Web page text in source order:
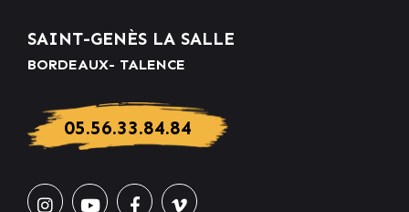
SAINT-GENÈS LA SALLE
BORDEAUX- TALENCE
05.56.33.84.84